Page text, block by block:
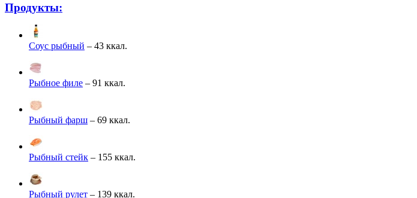
Продукты:
Соус рыбный – 43 ккал.
Рыбное филе – 91 ккал.
Рыбный фарш – 69 ккал.
Рыбный стейк – 155 ккал.
Рыбный рулет – 139 ккал.